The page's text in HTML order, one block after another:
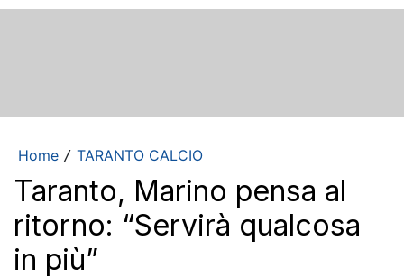
Home / TARANTO CALCIO
Taranto, Marino pensa al
ritorno: “Servirà qualcosa
in più”